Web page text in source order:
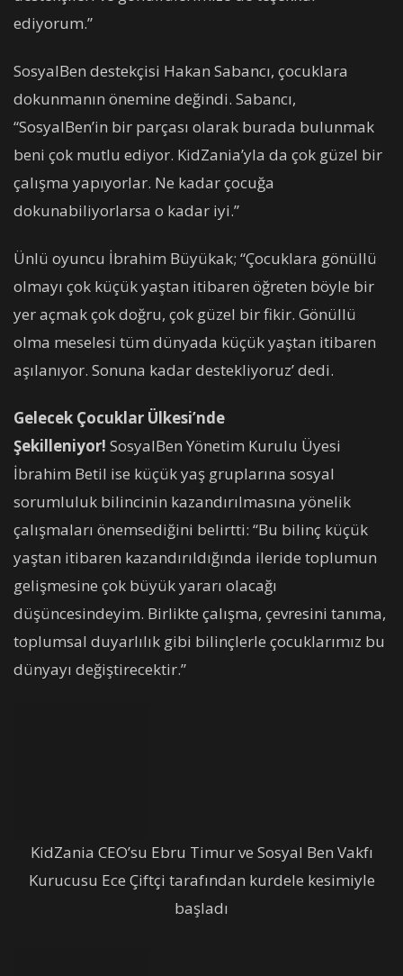
ediyorum.”
SosyalBen destekçisi Hakan Sabancı, çocuklara
dokunmanın önemine değindi. Sabancı,
“SosyalBen’in bir parçası olarak burada bulunmak
beni çok mutlu ediyor. KidZania’yla da çok güzel bir
çalışma yapıyorlar. Ne kadar çocuğa
dokunabiliyorlarsa o kadar iyi.”
Ünlü oyuncu İbrahim Büyükak; “Çocuklara gönüllü
olmayı çok küçük yaştan itibaren öğreten böyle bir
yer açmak çok doğru, çok güzel bir fikir. Gönüllü
olma meselesi tüm dünyada küçük yaştan itibaren
aşılanıyor. Sonuna kadar destekliyoruz’ dedi.
Gelecek Çocuklar Ülkesi’nde
Şekilleniyor! SosyalBen Yönetim Kurulu Üyesi
İbrahim Betil ise küçük yaş gruplarına sosyal
sorumluluk bilincinin kazandırılmasına yönelik
çalışmaları önemsediğini belirtti: “Bu bilinç küçük
yaştan itibaren kazandırıldığında ileride toplumun
gelişmesine çok büyük yararı olacağı
düşüncesindeyim. Birlikte çalışma, çevresini tanıma,
toplumsal duyarlılık gibi bilinçlerle çocuklarımız bu
dünyayı değiştirecektir.”
KidZania CEO’su Ebru Timur ve Sosyal Ben Vakfı
Kurucusu Ece Çiftçi tarafından kurdele kesimiyle
başladı